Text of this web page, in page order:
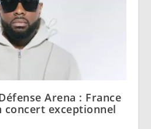
Arena : France
concert exceptionnel